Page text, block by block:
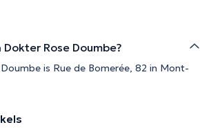
Rose Doumbe?
is Rue de Bomerée, 82 in Mont-